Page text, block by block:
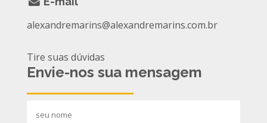
alexandremarins@alexandremarins.com.br
Tire suas dúvidas
Envie-nos sua mensagem